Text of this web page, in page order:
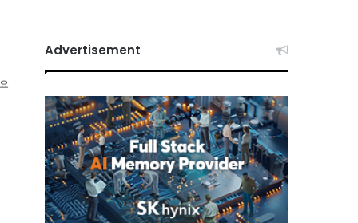
Advertisement